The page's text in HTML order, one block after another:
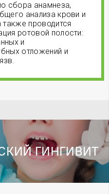
сбора анамнеза,
анализа крови и
проводится
ротовой полости:
и
отложений и
ГИНГИВИТ